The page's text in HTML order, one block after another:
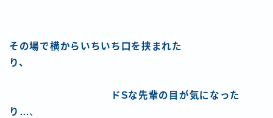
その場で横からいちいち口を挟まれた
り、
ドSな先輩の目が気になった
り…、